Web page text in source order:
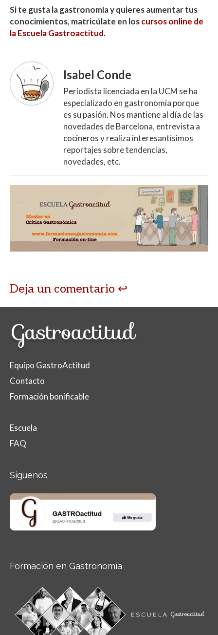
Si te gusta la gastronomía y quieres aumentar tus
conocimientos, matricúlate en loscursos online de
la Escuela Gastroactitud.
Isabel Conde
Periodista licenciada en la UCM se ha
especializado en gastronomía porque
es su pasión. Nos mantiene al día de las
novedades de Barcelona, entrevista a
cocineros y realiza interesantísimos
reportajes sobre tendencias,
novedades, etc.
Deja un comentario
Equipo GastroActitud
Contacto
Formación bonificable
Escuela
FAQ
Síguenos
Formación en Gastronomía